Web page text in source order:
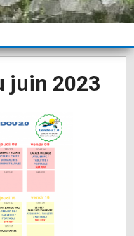
juin 2023